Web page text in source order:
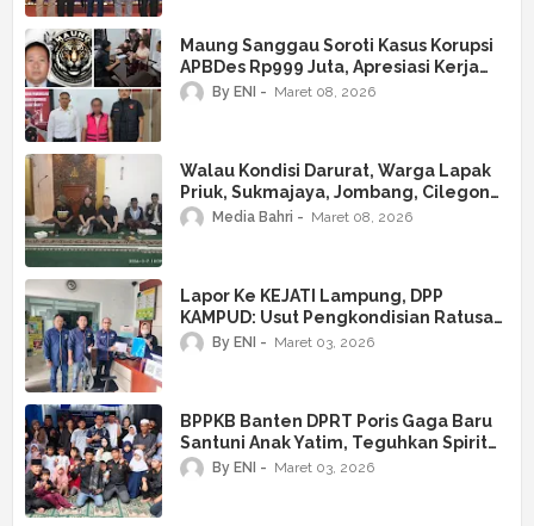
Maung Sanggau Soroti Kasus Korupsi
APBDes Rp999 Juta, Apresiasi Kerja
Keras Polres dan Kejari Sanggau
By ENI Maret 08, 2026
Walau Kondisi Darurat, Warga Lapak
Priuk, Sukmajaya, Jombang, Cilegon
Berbuka Puasa Bersama
Media Bahri Maret 08, 2026
Lapor Ke KEJATI Lampung, DPP
KAMPUD: Usut Pengkondisian Ratusan
Proyek 2025 Oleh Plt Kadis PUTR Kota
By ENI Maret 03, 2026
BPPKB Banten DPRT Poris Gaga Baru
Santuni Anak Yatim, Teguhkan Spirit
Kepedulian di Bulan Ramadan
By ENI Maret 03, 2026